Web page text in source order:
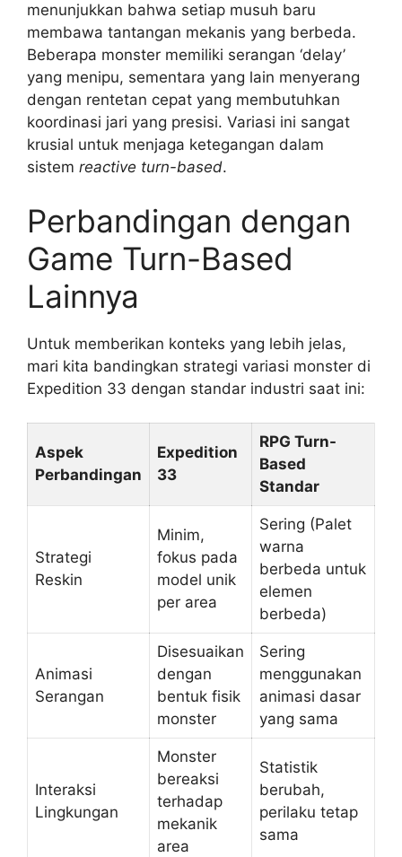
menunjukkan bahwa setiap musuh baru
membawa tantangan mekanis yang berbeda.
Beberapa monster memiliki serangan ‘delay’
yang menipu, sementara yang lain menyerang
dengan rentetan cepat yang membutuhkan
koordinasi jari yang presisi. Variasi ini sangat
krusial untuk menjaga ketegangan dalam
sistem reactive turn-based.
Perbandingan dengan
Game Turn-Based
Lainnya
Untuk memberikan konteks yang lebih jelas,
mari kita bandingkan strategi variasi monster di
Expedition 33 dengan standar industri saat ini:
Aspek
Perbandingan
Expedition
33
RPG Turn-
Based
Standar
Strategi
Reskin
Minim,
fokus pada
model unik
per area
Sering (Palet
warna
berbeda untuk
elemen
berbeda)
Animasi
Serangan
Disesuaikan
dengan
bentuk fisik
monster
Sering
menggunakan
animasi dasar
yang sama
Interaksi
Lingkungan
Monster
bereaksi
terhadap
mekanik
area
Statistik
berubah,
perilaku tetap
sama